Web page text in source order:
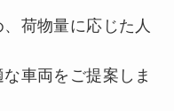
荷物量に応じた人
車両をご提案しま